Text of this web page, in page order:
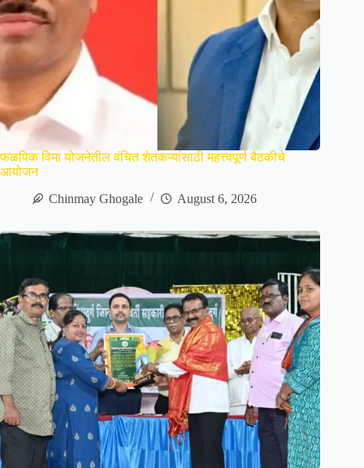
फळपिक विमा योजनेतील वंचित शेतकऱ्यांसाठी महत्त्वपूर्ण बैठकीचे
आयोजन
Chinmay Ghogale
August 6, 2026